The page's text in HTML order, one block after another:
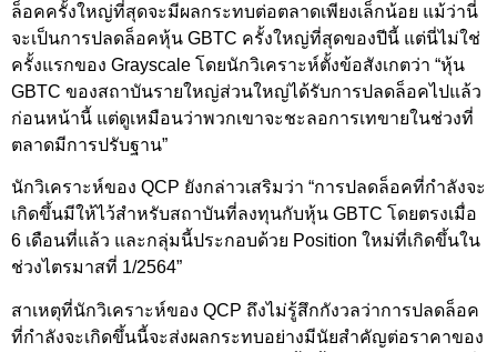
ล็อคครั้งใหญ่ที่สุดจะมีผลกระทบต่อตลาดเพียงเล็กน้อย แม้ว่านี่
จะเป็นการปลดล็อคหุ้น GBTC ครั้งใหญ่ที่สุดของปีนี้ แต่นี่ไม่ใช่
ครั้งแรกของ Grayscale โดยนักวิเคราะห์ตั้งข้อสังเกตว่า “หุ้น
GBTC ของสถาบันรายใหญ่ส่วนใหญ่ได้รับการปลดล็อคไปแล้ว
ก่อนหน้านี้ แต่ดูเหมือนว่าพวกเขาจะชะลอการเทขายในช่วงที่
ตลาดมีการปรับฐาน”
นักวิเคราะห์ของ QCP ยังกล่าวเสริมว่า “การปลดล็อคที่กำลังจะ
เกิดขึ้นมีให้ไว้สำหรับสถาบันที่ลงทุนกับหุ้น GBTC โดยตรงเมื่อ
6 เดือนที่แล้ว และกลุ่มนี้ประกอบด้วย Position ใหม่ที่เกิดขึ้นใน
ช่วงไตรมาสที่ 1/2564”
สาเหตุที่นักวิเคราะห์ของ QCP ถึงไม่รู้สึกกังวลว่าการปลดล็อค
ที่กำลังจะเกิดขึ้นนี้จะส่งผลกระทบอย่างมีนัยสำคัญต่อราคาของ